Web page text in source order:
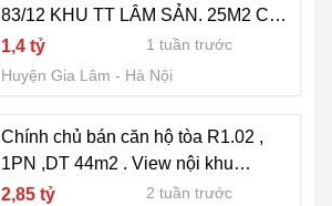
83/12 KHU TT LÂM SẢN. 25M2 CHỈ
1.4 TỶ. LH:0912358868 -
0962358868.
1,4 tỷ
1 tuần trước
Huyện Gia Lâm
Hà Nội
Chính chủ bán căn hộ tòa R1.02 ,
1PN ,DT 44m2 . View nội khu
Vinhomes Ocean Park Gia Lâm
2,85 tỷ
2 tuần trước